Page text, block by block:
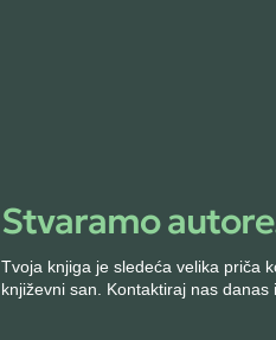
Stvaramo
Tvoja knjiga je sledeća velika priča
književni san. Kontaktiraj nas
Saradnja
Librum – Izdavačka
kuća za sve autore